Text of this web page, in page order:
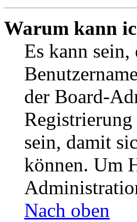
Warum kann
Es kann sein,
der Board-
sein, damit
können. Um
Nach oben